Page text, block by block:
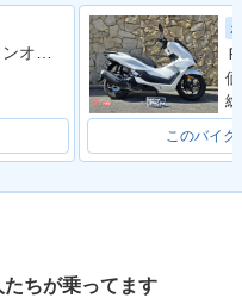
e X・追加
Ｘ−ＭＡＸ２５０ ワンオーナー
このバイク
ちが乗ってます